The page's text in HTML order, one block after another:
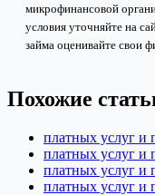
микрофинансовой
условия уточняйте на
займа оценивайте свои
Похожие
платных услуг и
платных услуг и
платных услуг и
платных услуг и